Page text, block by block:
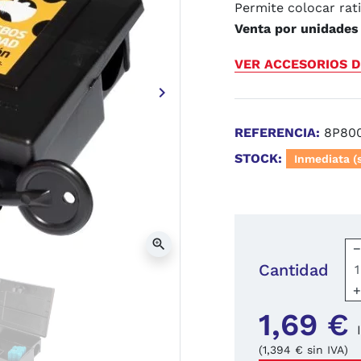
Siguiente
keyboard_arrow_right
zoom_in
Permite colocar
Venta por unidades
VER ACCESORIOS
REFERENCIA:
STOCK:
Inmediata
Cantidad
−
+
1,69 €
(1,394 € sin IVA)